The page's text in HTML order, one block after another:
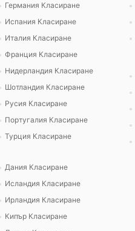
Германия Класиране
Испания Класиране
Италия Класиране
Франция Класиране
Нидерландия Класиране
Шотландия Класиране
Русия Класиране
Португалия Класиране
Турция Класиране
Дания Класиране
Исландия Класиране
Ирландия Класиране
Кипър Класиране